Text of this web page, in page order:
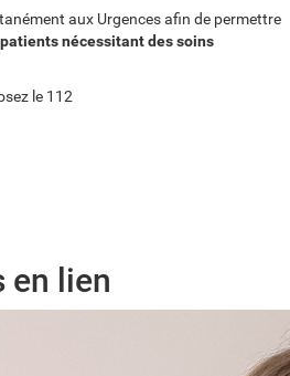
aux Urgences afin de permettre
nécessitant des soins
le 112
en lien